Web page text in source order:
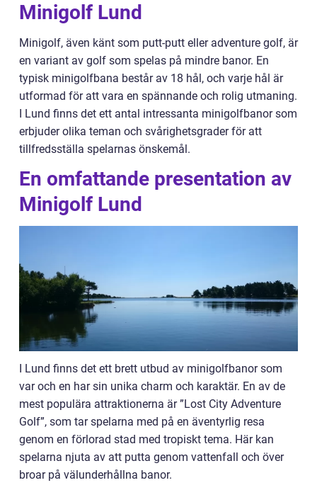
Minigolf Lund
Minigolf, även känt som putt-putt eller adventure golf, är
en variant av golf som spelas på mindre banor. En
typisk minigolfbana består av 18 hål, och varje hål är
utformad för att vara en spännande och rolig utmaning.
I Lund finns det ett antal intressanta minigolfbanor som
erbjuder olika teman och svårighetsgrader för att
tillfredsställa spelarnas önskemål.
En omfattande presentation av
Minigolf Lund
I Lund finns det ett brett utbud av minigolfbanor som
var och en har sin unika charm och karaktär. En av de
mest populära attraktionerna är ”Lost City Adventure
Golf”, som tar spelarna med på en äventyrlig resa
genom en förlorad stad med tropiskt tema. Här kan
spelarna njuta av att putta genom vattenfall och över
broar på välunderhållna banor.